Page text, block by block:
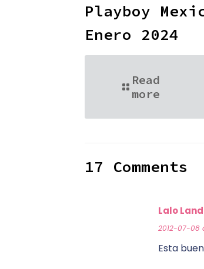
Playboy
Enero 2024
Read
more
17 Comments
Lalo
2012-07-08
Esta